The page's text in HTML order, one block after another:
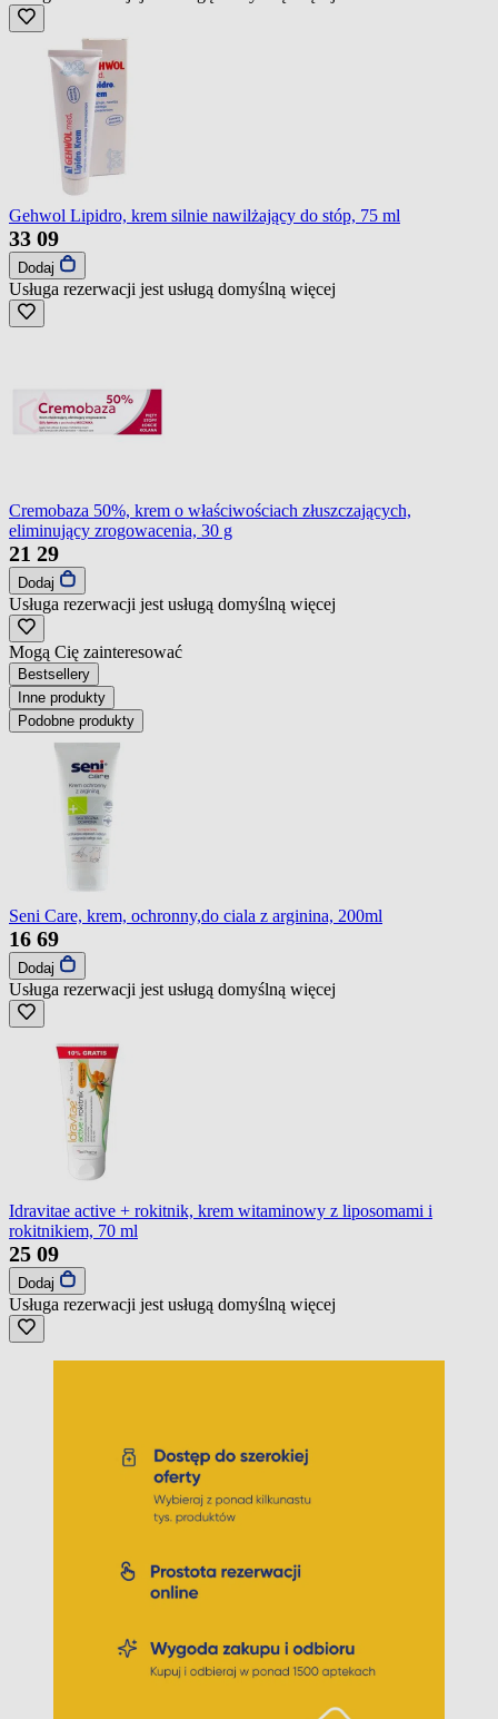
Gehwol Lipidro, krem silnie nawilżający do stóp, 75 ml
33 09
Dodaj
Usługa rezerwacji jest usługą domyślną więcej
Cremobaza 50%, krem o właściwościach złuszczających,
eliminujący zrogowacenia, 30 g
21 29
Dodaj
Usługa rezerwacji jest usługą domyślną więcej
Mogą Cię zainteresować
Bestsellery
Inne produkty
Podobne produkty
Seni Care, krem, ochronny,do ciala z arginina, 200ml
16 69
Dodaj
Usługa rezerwacji jest usługą domyślną więcej
Idravitae active + rokitnik, krem witaminowy z liposomami i
rokitnikiem, 70 ml
25 09
Dodaj
Usługa rezerwacji jest usługą domyślną więcej